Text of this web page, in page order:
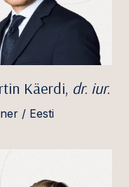
Käerdi, dr. iur.
/ Eesti